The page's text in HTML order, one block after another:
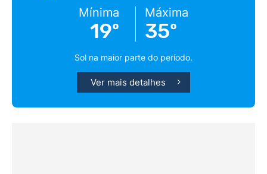
Mínima
19º
Máxima
35º
Sol na maior parte do período.
Ver mais detalhes